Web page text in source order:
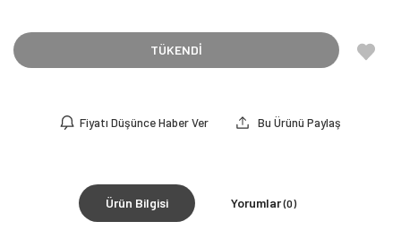
TÜKENDİ
Fiyatı Düşünce Haber Ver Bu Ürünü Paylaş
Ürün Bilgisi Yorumlar(0)